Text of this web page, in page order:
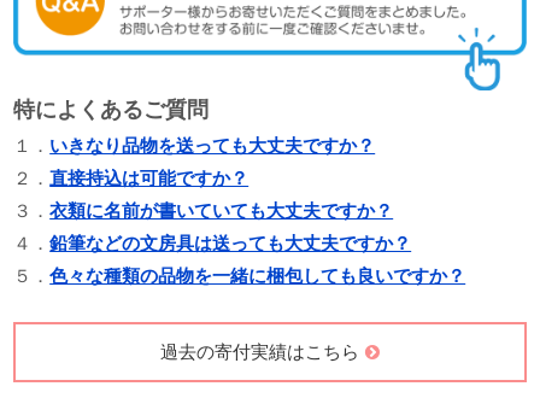
特によくあるご質問
１．いきなり品物を送っても大丈夫ですか？
２．直接持込は可能ですか？
３．衣類に名前が書いていても大丈夫ですか？
４．鉛筆などの文房具は送っても大丈夫ですか？
５．色々な種類の品物を一緒に梱包しても良いですか？
過去の寄付実績はこちら